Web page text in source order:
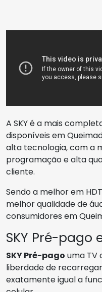
A SKY é a mais
disponíveis em
alta tecnologia, com a
programação e alta
cliente.
Sendo a melhor em
melhor qualidade de
consumidores em
SKY Pré-pago
SKY Pré-pago uma TV
liberdade de
exatamente igual a